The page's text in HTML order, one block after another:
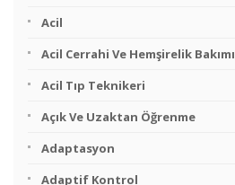
Acil
Acil Cerrahi Ve Hemşirelik Bakımı
Acil Tıp Teknikeri
Açık Ve Uzaktan Öğrenme
Adaptasyon
Adaptif Kontrol